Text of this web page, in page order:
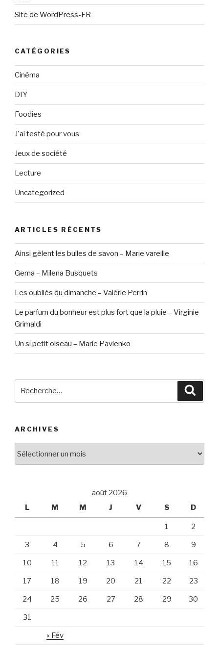
Site de WordPress-FR
CATÉGORIES
Cinéma
DIY
Foodies
J'ai testé pour vous
Jeux de société
Lecture
Uncategorized
ARTICLES RÉCENTS
Ainsi gèlent les bulles de savon – Marie vareille
Gema – Milena Busquets
Les oubliés du dimanche – Valérie Perrin
Le parfum du bonheur est plus fort que la pluie – Virginie
Grimaldi
Un si petit oiseau – Marie Pavlenko
ARCHIVES
août 2026
L
M M J V S D
« Fév
1 2
3 4 5 6 7 8 9
10 11 12 13 14 15 16
17 18 19 20 21 22 23
24 25 26 27 28 29 30
31